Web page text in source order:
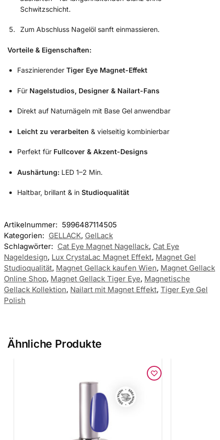
Schwitzschicht.
Zum Abschluss Nagelöl sanft einmassieren.
Vorteile & Eigenschaften:
Faszinierender Tiger Eye Magnet-Effekt
Für Nagelstudios, Designer & Nailart-Fans
Direkt auf Naturnägeln mit Base Gel anwendbar
Leicht zu verarbeiten & vielseitig kombinierbar
Perfekt für Fullcover & Akzent-Designs
Aushärtung: LED 1–2 Min.
Haltbar, brillant & in Studioqualität
Artikelnummer: 5996487114505
Kategorien: GELLACK, GelLack
Schlagwörter: Cat Eye Magnet Nagellack, Cat Eye
Nageldesign, Lux CrystaLac Magnet Effekt, Magnet Gel
Studioqualität, Magnet Gellack kaufen Wien, Magnet Gellack
Online Shop, Magnet Gellack Tiger Eye, Magnetische
Gellack Kollektion, Nailart mit Magnet Effekt, Tiger Eye Gel
Polish
Ähnliche Produkte